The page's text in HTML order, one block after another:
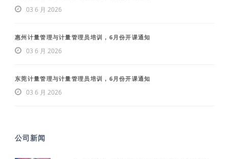
03 6 月 2026
惠州计量管理与计量管理员培训，6月份开课通知
03 6 月 2026
东莞计量管理与计量管理员培训，6月份开课通知
03 6 月 2026
公司新闻